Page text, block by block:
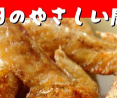
ジ 一覧に戻る